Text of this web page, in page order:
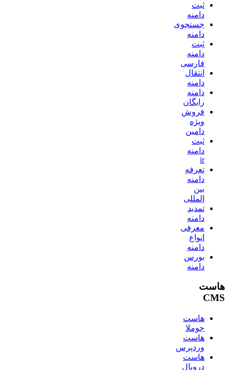
ثبت
دامنه
جستجوی
دامنه
ثبت
دامنه
فارسی
انتقال
دامنه
دامنه
رایگان
فروش
ویژه
دامین
ثبت
دامنه
ir
تعرفه
دامنه
بین
المللی
تمدید
دامنه
معرفی
انواع
دامنه
بورس
دامنه
هاست
CMS
هاست
جوملا
هاست
وردپرس
هاست
دروپال